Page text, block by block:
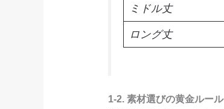
ミドル丈
ロング丈
1-2. 素材選びの黄金ルール